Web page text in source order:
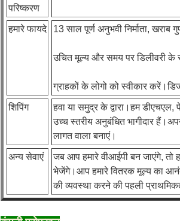
परिष्करण
हमारे फायदे 13 साल पूर्ण अनुभवी निर्माता, खराब
उचित मूल्य और समय पर डिलीवरी के
ग्राहकों के लोगो को स्वीकार
शिपिंग
हवा या समुद्र के द्वारा।हम
उच्च स्तरीय अनुबंधित भागीदार
लागत वाला बनाएं।
अन्य सेवाएं
जब आप हमारे वीआईपी बन जाएंगे,
भेजेंगे।आप हमारे वितरक मूल्य का
की व्यवस्था करने की पहली